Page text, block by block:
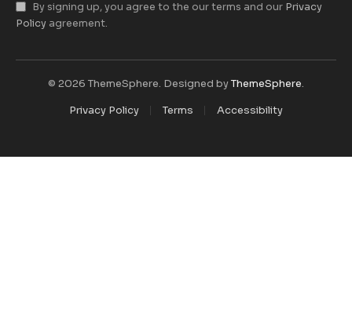
By signing up, you agree to the our terms and our Privacy
Policy agreement.
© 2026 ThemeSphere. Designed byThemeSphere.
Privacy Policy
Terms Accessibility